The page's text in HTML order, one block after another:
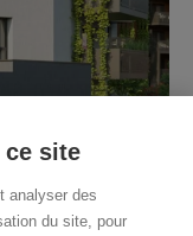
ce site
analyser des
du site, pour